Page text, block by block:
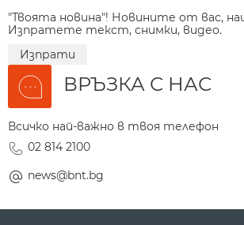
"Твоята новина"! Новините от вас,
Изпратете текст, снимки, видео.
Изпрати
ВРЪЗКА С НАС
Всичко най-важно в твоя телефон
02 814 2100
news@bnt.bg